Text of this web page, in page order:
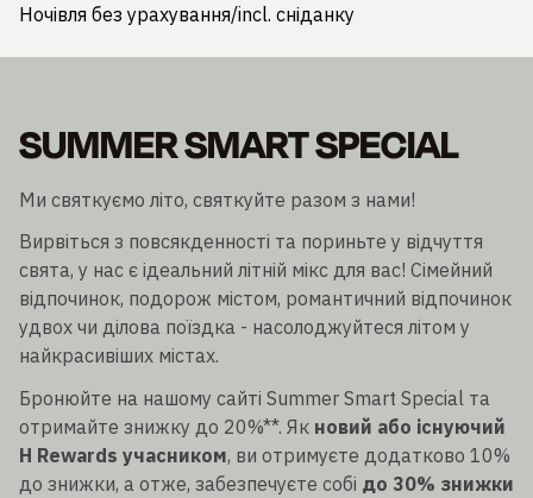
Ночівля без урахування/incl. сніданку
SUMMER SMART SPECIAL
Ми святкуємо літо, святкуйте разом з нами!
Вирвіться з повсякденності та пориньте у відчуття
свята, у нас є ідеальний літній мікс для вас! Сімейний
відпочинок, подорож містом, романтичний відпочинок
удвох чи ділова поїздка - насолоджуйтеся літом у
найкрасивіших містах.
Бронюйте на нашому сайті Summer Smart Special та
отримайте знижку до 20%**. Як новий або існуючий
H Rewards учасником, ви отримуєте додатково 10%
до знижки, а отже, забезпечуєте собі до 30% знижки